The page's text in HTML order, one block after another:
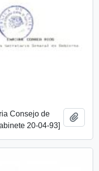
Consejo de
20-04-93]